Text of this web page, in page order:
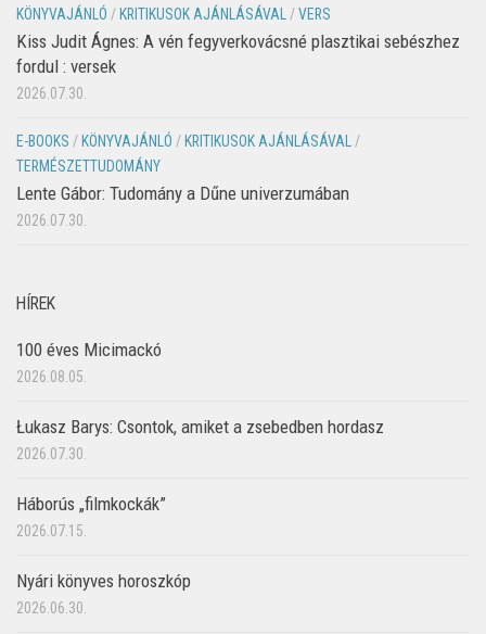
KÖNYVAJÁNLÓ / KRITIKUSOK AJÁNLÁSÁVAL/VERS
Kiss Judit Ágnes: A vén fegyverkovácsné plasztikai sebészhez
fordul : versek
2026.07.30.
E-BOOKS / KÖNYVAJÁNLÓ / KRITIKUSOK AJÁNLÁSÁVAL/
TERMÉSZETTUDOMÁNY
Lente Gábor: Tudomány a Dűne univerzumában
2026.07.30.
HÍREK
100 éves Micimackó
2026.08.05.
Łukasz Barys: Csontok, amiket a zsebedben hordasz
2026.07.30.
Háborús „filmkockák”
2026.07.15.
Nyári könyves horoszkóp
2026.06.30.